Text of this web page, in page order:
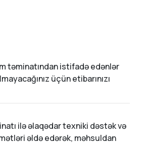
təminatından istifadə edənlər
üçün etibarınızı
ilə əlaqədar texniki dəstək və
əldə edərək, məhsuldan